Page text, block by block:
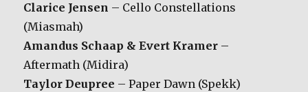
Clarice Jensen – Cello Constellations
(Miasmah)
Amandus Schaap & Evert Kramer –
Aftermath (Midira)
Taylor Deupree – Paper Dawn (Spekk)